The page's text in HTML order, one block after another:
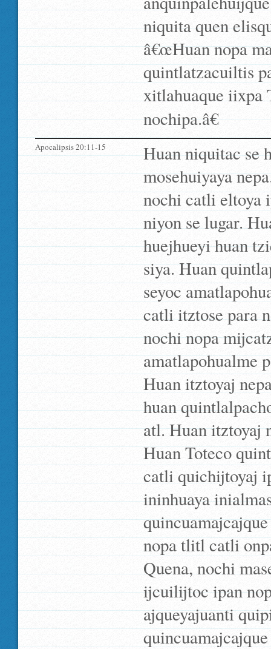
niquita quen
â€œHuan nopa
quintlatzacuiltis
xitlahuaque iixpa
nochipa.â€
Apocalipsis 20:11-15
Huan niquitac se
mosehuiyaya
nochi catli eltoya
niyon se lugar.
huejhueyi huan
siya. Huan
seyoc
catli itztose para
nochi nopa
amatlapohualme
Huan itztoyaj
huan
atl. Huan itztoyaj
Huan Toteco
catli quichijtoyaj
ininhuaya
nopa tlitl catli
Quena, nochi
ijcuilijtoc ipan
ajqueyajuanti